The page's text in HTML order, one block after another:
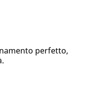
perfetto,